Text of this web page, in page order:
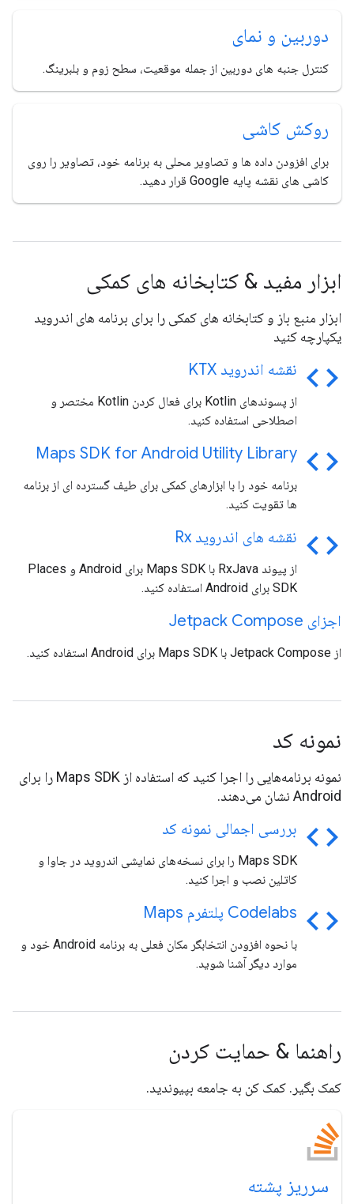
دوربین و نمای
کنترل جنبه های دوربین از جمله موقعیت، سطح زوم و بلبرینگ.
روکش کاشی
برای افزودن داده ها و تصاویر محلی به برنامه خود، تصاویر را روی
کاشی های نقشه پایه Google قرار دهید.
ابزار مفید & کتابخانه های کمکی
ابزار منبع باز و کتابخانه های کمکی را برای برنامه های اندروید
یکپارچه کنید
code نقشه اندروید KTX
از پسوندهای Kotlin برای فعال کردن Kotlin مختصر و
اصطلاحی استفاده کنید.
code
Maps SDK for Android Utility Library
برنامه خود را با ابزارهای کمکی برای طیف گسترده ای از برنامه
ها تقویت کنید.
code نقشه های اندروید Rx
از پیوند RxJava با Maps SDK برای Android و Places
SDK برای Android استفاده کنید.
اجزای Jetpack Compose
از Jetpack Compose با Maps SDK برای Android استفاده کنید.
نمونه کد
نمونه برنامه‌هایی را اجرا کنید که استفاده از Maps SDK را برای
Android نشان می‌دهند.
code بررسی اجمالی نمونه کد
Maps SDK را برای نسخه‌های نمایشی اندروید در جاوا و
کاتلین نصب و اجرا کنید.
code Codelabs پلتفرم Maps
با نحوه افزودن انتخابگر مکان فعلی به برنامه Android خود و
موارد دیگر آشنا شوید.
راهنما & حمایت کردن
کمک بگیر. کمک کن به جامعه بپیوندید.
سرریز پشته